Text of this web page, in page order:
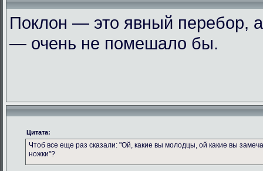
Поклон — это явный перебор,
— очень не помешало бы.
Цитата:
Чтоб все еще раз сказали: "Ой, какие вы молодцы, ой какие вы
ножки"?